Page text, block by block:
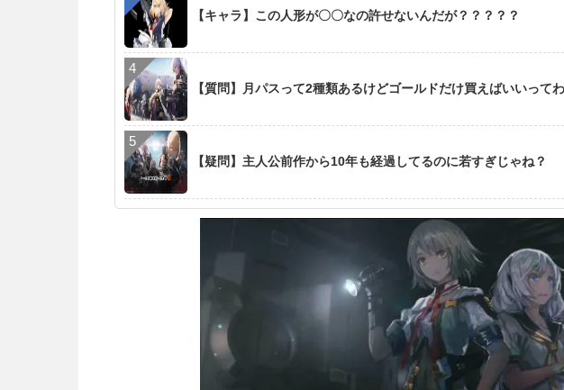
【キャラ】この人形が〇〇なの許せないんだが？？？？？
【質問】月パスって2種類あるけどゴールドだけ買えばいいって
【疑問】主人公前作から10年も経過してるのに若すぎじゃね？